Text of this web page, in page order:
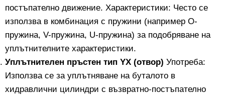
постъпателно движение. Характеристики: Често се
използва в комбинация с пружини (например O-
пружина, V-пружина, U-пружина) за подобряване на
уплътнителните характеристики.
Уплътнителен пръстен тип YX (отвор) Употреба:
Използва се за уплътняване на буталото в
хидравлични цилиндри с възвратно-постъпателно